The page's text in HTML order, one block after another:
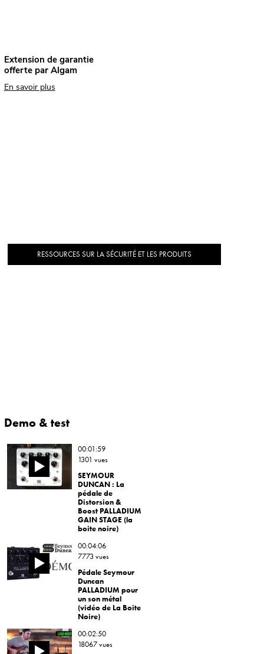
Extension de garantie
offerte par Algam
En savoir plus
RESSOURCES SUR LA SÉCURITÉ ET LES PRODUITS
Demo & test
00:01:59
1301 vues
SEYMOUR
DUNCAN : La
pédale de
Distorsion &
Boost PALLADIUM
GAIN STAGE (la
boite noire)
00:04:06
7773 vues
Pédale Seymour
Duncan
PALLADIUM pour
un son métal
(vidéo de La Boite
Noire)
00:02:50
18067 vues